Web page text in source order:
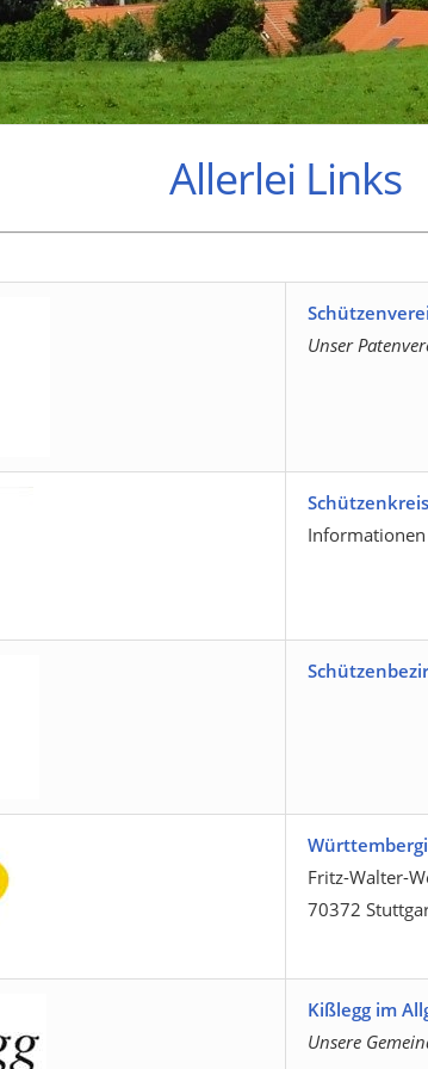
Allerlei Links
Unser
Fritz-Walter-
70372
Kißlegg im
Unsere